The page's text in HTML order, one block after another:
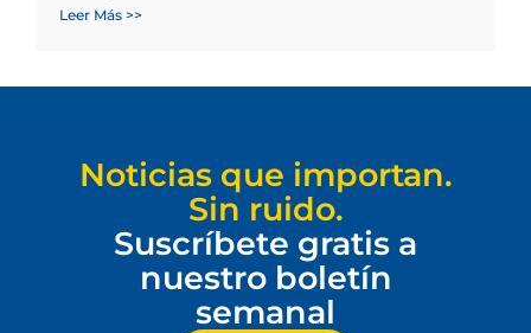
Leer Más >>
Noticias que importan.
Sin ruido.
Suscríbete gratis a
nuestro boletín
semanal